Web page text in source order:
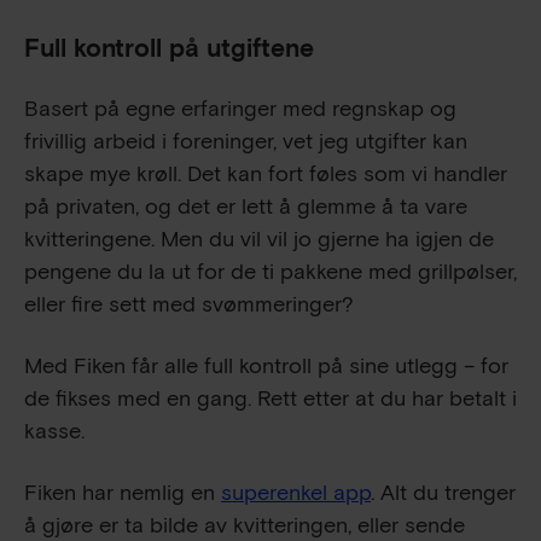
Full kontroll på utgiftene
Basert på egne erfaringer med regnskap og
frivillig arbeid i foreninger, vet jeg utgifter kan
skape mye krøll. Det kan fort føles som vi handler
på privaten, og det er lett å glemme å ta vare
kvitteringene. Men du vil vil jo gjerne ha igjen de
pengene du la ut for de ti pakkene med grillpølser,
eller fire sett med svømmeringer?
Med Fiken får alle full kontroll på sine utlegg – for
de fikses med en gang. Rett etter at du har betalt i
kasse.
Fiken har nemlig en superenkel app. Alt du trenger
å gjøre er ta bilde av kvitteringen, eller sende